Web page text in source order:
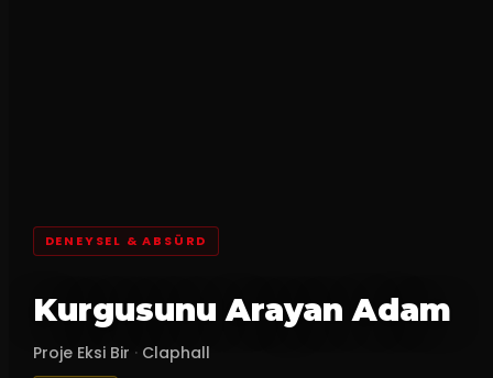
DENEYSEL & ABSÜRD
Kurgusunu Arayan Adam
Proje Eksi Bir · Claphall